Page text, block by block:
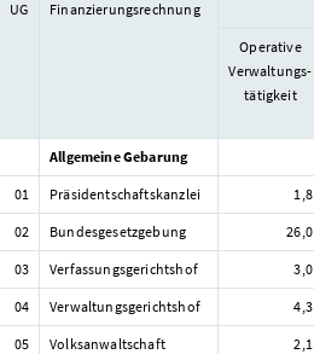
UG Finanzierungsrechnung
Operative
Verwaltungs-
tätigkeit
Allgemeine Gebarung
01 Präsidentschaftskanzlei 1,8
02 Bundesgesetzgebung 26,0
03 Verfassungsgerichtshof 3,0
04 Verwaltungsgerichtshof 4,3
05 Volksanwaltschaft 2,1